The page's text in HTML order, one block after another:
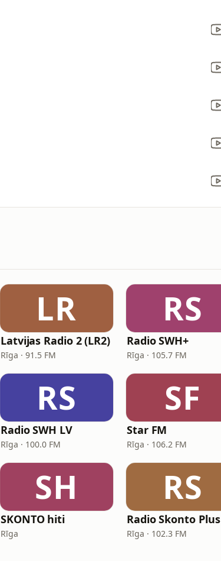
LR
Latvijas Radio 2 (LR2)
Rīga · 91.5 FM
RS
Radio SWH+
Rīga · 105.7 FM
RS
Radio SWH LV
Rīga · 100.0 FM
SF
Star FM
Rīga · 106.2 FM
SH
SKONTO hiti
Rīga
RS
Radio Skonto Plus
Rīga · 102.3 FM